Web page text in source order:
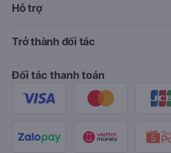
Hỗ trợ
Trở thành đối tác
Đối tác thanh toán